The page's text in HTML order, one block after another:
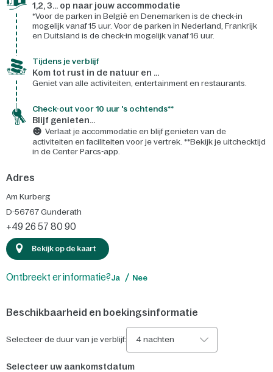
1,2, 3... op naar jouw accommodatie
*Voor de parken in België en Denemarken is de check-in
mogelijk vanaf 15 uur. Voor de parken in Nederland, Frankrijk
en Duitsland is de check-in mogelijk vanaf 16 uur.
Tijdens je verblijf
Kom tot rust in de natuur en ...
Geniet van alle activiteiten, entertainment en restaurants.
Check-out voor 10 uur 's ochtends**
Blijf genieten...
Verlaat je accommodatie en blijf genieten van de
activiteiten en faciliteiten voor je vertrek. **Bekijk je uitchecktijd
in de Center Parcs-app.
Adres
Am Kurberg
D-56767 Gunderath
+49 26 57 80 90
Bekijk op de kaart
Ontbreekt er informatie?Ja Nee
Beschikbaarheid en boekingsinformatie
Selecteer de duur van je verblijf: 4 nachten
Selecteer uw aankomstdatum